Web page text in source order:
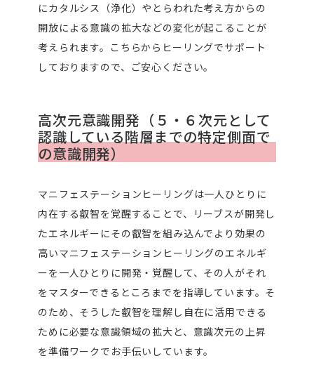
にカタルシス（浄化）やとらわれた考え方からの
開放による意識の拡大などの変化が起こることが
考えられます。こちらからヒーリングでサポート
しておりますので、ご安心ください。
高次元意識開発（５・６次元として
認識している階層までの特定側面で
の意識開発）
マニフェステーションヒーリングは一人ひとりに
内在する叡智を覚醒することで、リーブスが開発し
たエネルギーにその叡智を組み込んでより効果の
高いマニフェステーションヒーリングのエネルギ
ーを一人ひとりに開発・覚醒して、その人がそれ
をマスターできるところまでを指導しています。そ
のため、そうした叡智を理解し自在に活用できる
ために必要な意識領域の拡大と、意識次元の上昇
を準備ワークでお手伝いしています。